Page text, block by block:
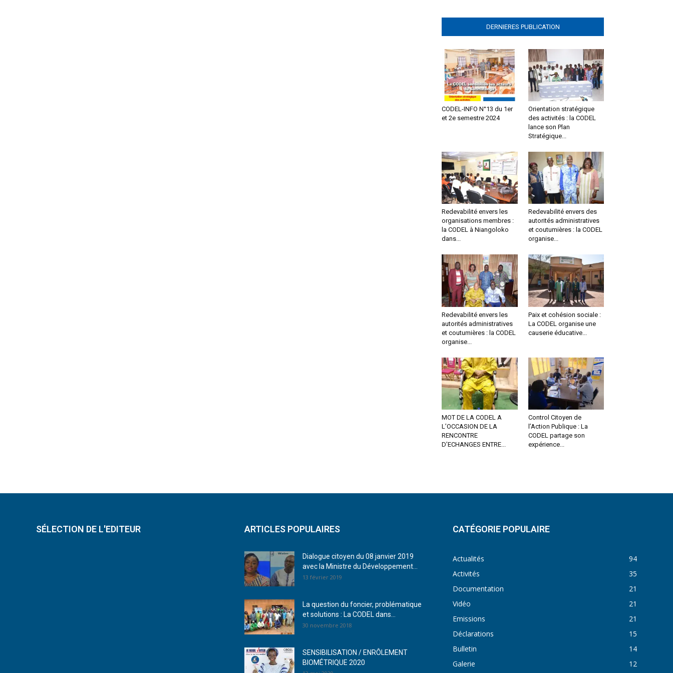
DERNIERES PUBLICATION
CODEL-INFO N°13 du 1er
et 2e semestre 2024
Orientation stratégique
des activités : la CODEL
lance son Plan
Stratégique...
Redevabilité envers les
organisations membres :
la CODEL à Niangoloko
dans...
Redevabilité envers des
autorités administratives
et coutumières : la CODEL
organise...
Redevabilité envers les
autorités administratives
et coutumières : la CODEL
organise...
Paix et cohésion sociale :
La CODEL organise une
causerie éducative...
MOT DE LA CODEL A
L’OCCASION DE LA
RENCONTRE
D’ECHANGES ENTRE...
Control Citoyen de
l’Action Publique : La
CODEL partage son
expérience...
SÉLECTION DE L'EDITEUR ARTICLES POPULAIRES
Dialogue citoyen du 08 janvier 2019
avec la Ministre du Développement...
13 février 2019
La question du foncier, problématique
et solutions : La CODEL dans...
30 novembre 2018
SENSIBILISATION / ENRÔLEMENT
BIOMÉTRIQUE 2020
CATÉGORIE POPULAIRE
Actualités
94
Activités
35
Documentation
21
Vidéo
21
Emissions
21
Déclarations
15
Bulletin
14
Galerie
12